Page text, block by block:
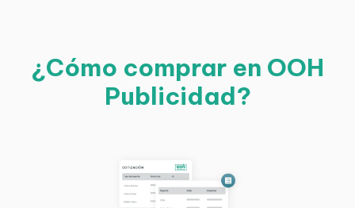
¿Cómo comprar en OOH
Publicidad?